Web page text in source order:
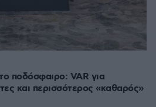
ποδόσφαιρο: VAR για
και περισσότερος «καθαρός»